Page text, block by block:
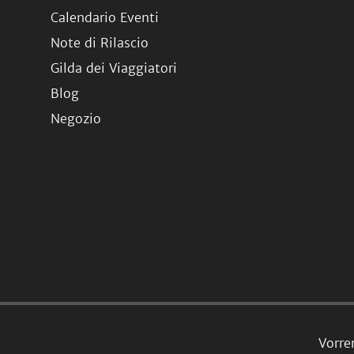
Calendario Eventi
Note di Rilascio
Gilda dei Viaggiatori
Blog
Negozio